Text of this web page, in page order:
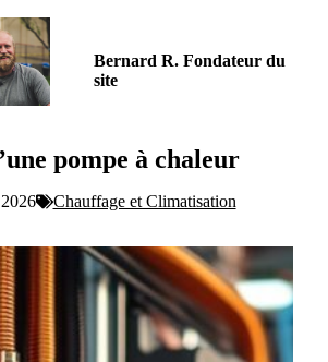
Bernard R. Fondateur du
site
pompe à chaleur
Chauffage et Climatisation